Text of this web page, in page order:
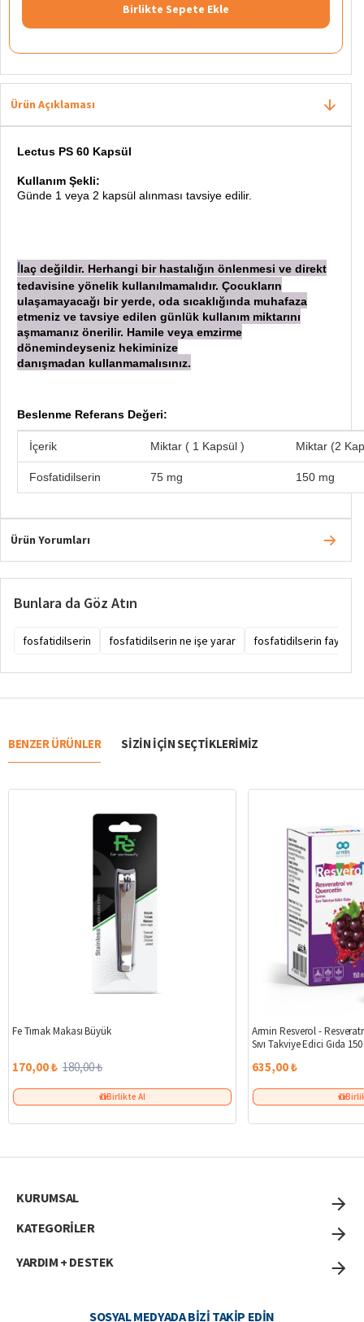
Birlikte Sepete Ekle
Ürün Açıklaması
Lectus PS 60 Kapsül
Kullanım Şekli:
Günde 1 veya 2 kapsül alınması tavsiye edilir.
laç değildir. Herhangi bir hastalığın önlenmesi ve direkt
tedavisine yönelik kullanılmamalıdır. Çocukların
ulaşamayacağı bir yerde, oda sıcaklığında muhafaza
etmeniz ve tavsiye edilen günlük kullanım miktarını
aşmamanız önerilir. Hamile veya emzirme
dönemindeyseniz hekiminize
danışmadan kullanmamalısınız.
Beslenme Referans Değeri:
İçerik Miktar ( 1 Kapsül ) Miktar (2
Fosfatidilserin 75 mg 150 mg
Ürün Yorumları
Bunlara da Göz Atın
fosfatidilserin fosfatidilserin ne işe yarar fosfatidilserin
BENZER ÜRÜNLER SIZIN IÇIN SEÇTIKLERIMIZ
Fe Tırnak Makası Büyük
170,00 ₺ 180,00 ₺
Birlikte Al
Armin Resverol -
Sıvı Takviye Edici Gıda
635,00 ₺
KURUMSAL
KATEGORİLER
YARDIM + DESTEK
SOSYAL MEDYADA BIZI TAKIP EDIN